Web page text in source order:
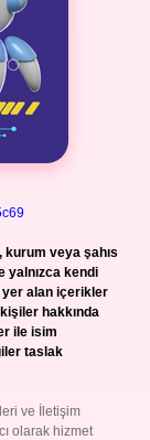
veya şahıs
yalnızca kendi
yer alan içerikler
hakkında
ile isim
taslak
ve İletişim
olarak hizmet